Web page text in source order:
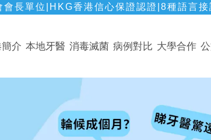
長單位|HKG香港信心保證認證|8種語言
介 本地牙醫 消毒滅菌 病例對比 大學合作